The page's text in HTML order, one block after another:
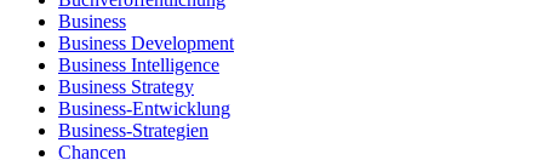
Business
Business Development
Business Intelligence
Business Strategy
Business-Entwicklung
Business-Strategien
Chancen